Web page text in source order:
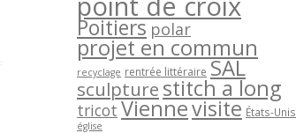
Poitiers polar
projet en commun
recyclage rentrée littéraire SAL
sculpture stitch a long
tricot Viennevisite États-Unis
église